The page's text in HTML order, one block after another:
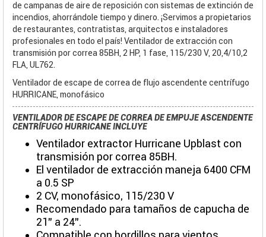
de campanas de aire de reposición con sistemas de extinción de
incendios, ahorrándole tiempo y dinero. ¡Servimos a propietarios
de restaurantes, contratistas, arquitectos e instaladores
profesionales en todo el país! Ventilador de extracción con
transmisión por correa 85BH, 2 HP, 1 fase, 115/230 V, 20,4/10,2
FLA, UL762.
Ventilador de escape de correa de flujo ascendente centrífugo
HURRICANE, monofásico
VENTILADOR DE ESCAPE DE CORREA DE EMPUJE ASCENDENTE
CENTRÍFUGO HURRICANE INCLUYE
Ventilador extractor Hurricane Upblast con
transmisión por correa 85BH.
El ventilador de extracción maneja 6400 CFM
a 0.5 SP
2 CV, monofásico, 115/230 V
Recomendado para tamaños de capucha de
21" a 24".